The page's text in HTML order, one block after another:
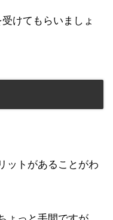
けてもらいましょ
ットがあることがわ